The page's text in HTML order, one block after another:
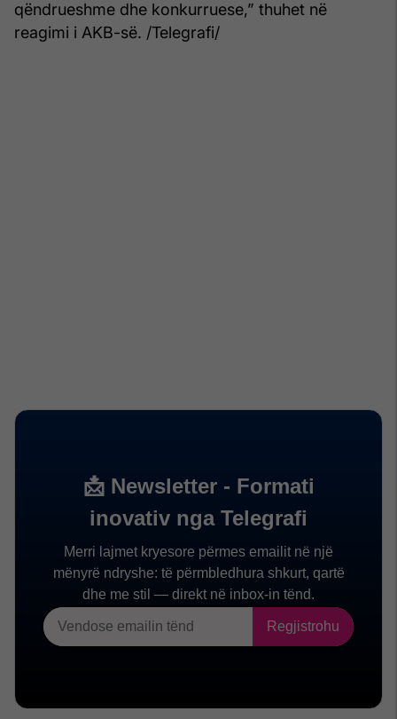
qëndrueshme dhe konkurruese,” thuhet në
reagimi i AKB-së. /Telegrafi/